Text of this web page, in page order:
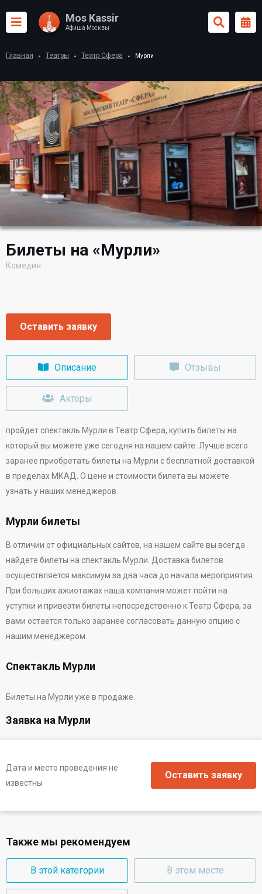
Mos Kassir
Афиша Москвы
Главная Театры Театр Сфера Мурли
Билеты на «Мурли»
Комедия
Оставить заявку
Описание Отзывы
Актеры
пройдет спектакль Мурли в Театр Сфера, купить билеты на
который вы можете уже сегодня на нашем сайте. Лучше всего
заранее приобретать билеты на Мурли с бесплатной доставкой
в пределах МКАД. О цене и стоимости билета вы можете
узнать у наших менеджеров.
Мурли билеты
В отличии от официальных сайтов, на нашем сайте вы всегда
найдете билеты на спектакль Мурли. Доставка билетов
осуществляется максимум за два часа до начала мероприятия.
При больших ажиотажах наша компания может пойти на
уступки и привезти билеты непосредственно кТеатр Сфера, за
вами остается только заранее согласовать данную опцию с
нашим менеджером.
Спектакль Мурли
Билеты на Мурли уже в продаже.
Заявка на Мурли
Дата и место проведения не
известны
Также мы рекомендуем
В этой категории В этом месте